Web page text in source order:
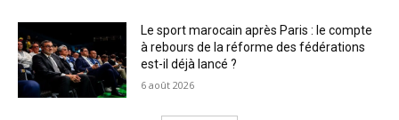
Le sport marocain après Paris : le compte
à rebours de la réforme des fédérations
est-il déjà lancé ?
6 août 2026